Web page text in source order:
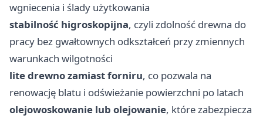
wgniecenia i ślady użytkowania
stabilność higroskopijna, czyli zdolność drewna do
pracy bez gwałtownych odkształceń przy zmiennych
warunkach wilgotności
lite drewno zamiast forniru, co pozwala na
renowację blatu i odświeżanie powierzchni po latach
olejowoskowanie lub olejowanie, które zabezpiecza